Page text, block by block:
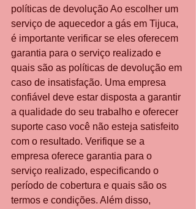
políticas de devolução Ao escolher um
serviço de aquecedor a gás em Tijuca,
é importante verificar se eles oferecem
garantia para o serviço realizado e
quais são as políticas de devolução em
caso de insatisfação. Uma empresa
confiável deve estar disposta a garantir
a qualidade do seu trabalho e oferecer
suporte caso você não esteja satisfeito
com o resultado. Verifique se a
empresa oferece garantia para o
serviço realizado, especificando o
período de cobertura e quais são os
termos e condições. Além disso,